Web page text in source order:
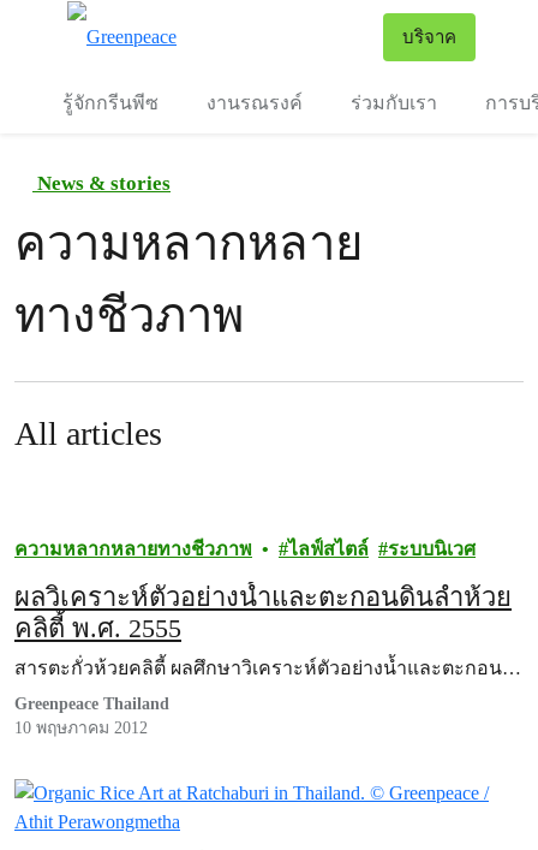
บริจาค
รู้จักกรีนพีซ งานรณรงค์ ร่วมกับเรา การบ
News & stories
ความหลากหลาย
ทางชีวภาพ
All articles
ความหลากหลายทางชีวภาพ ไลฟ์สไตล์ ระบบนิเวศ
ผลวิเคราะห์ตัวอย่างน้ำและตะกอนดินลำห้วย
คลิตี้ พ.ศ. 2555
สารตะกั่วห้วยคลิตี้ ผลศึกษาวิเคราะห์ตัวอย่างน้ำและตะกอน…
Greenpeace Thailand
10 พฤษภาคม 2012